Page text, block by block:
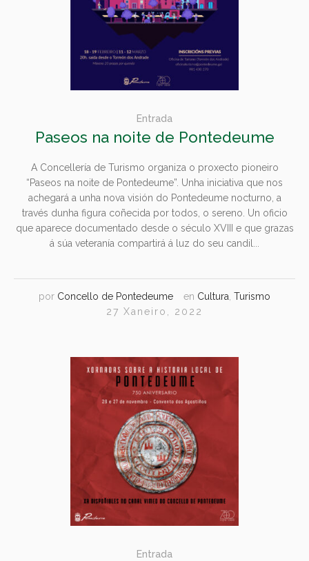
Entrada
Paseos na noite de Pontedeume
A Concellería de Turismo organiza o proxecto pioneiro
“Paseos na noite de Pontedeume”. Unha iniciativa que nos
achegará a unha nova visión do Pontedeume nocturno, a
través dunha figura coñecida por todos, o sereno. Un oficio
que aparece documentado desde o século XVIII e que grazas
á súa veteranía compartirá á luz do seu candil...
por Concello de Pontedeume en Cultura, Turismo
27 Xaneiro, 2022
Entrada